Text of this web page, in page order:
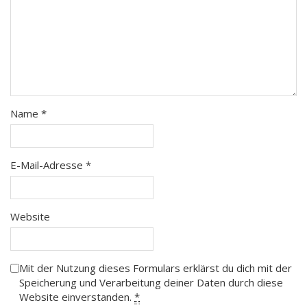
Name *
E-Mail-Adresse *
Website
Mit der Nutzung dieses Formulars erklärst du dich mit der
Speicherung und Verarbeitung deiner Daten durch diese
Website einverstanden. *